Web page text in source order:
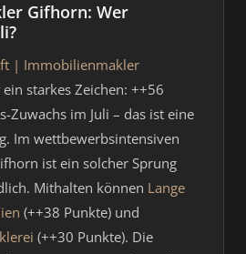
Gifhorn: Wer
| Immobilienmakler
ein starkes Zeichen: ++56
Zuwachs im Juli – das ist eine
Im wettbewerbsintensiven
ist ein solcher Sprung
Mithalten können Lange
(++38 Punkte) und
(++30 Punkte). Die